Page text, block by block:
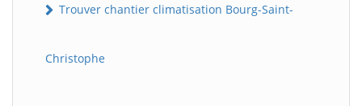
Trouver chantier climatisation Bourg-Saint-
Christophe